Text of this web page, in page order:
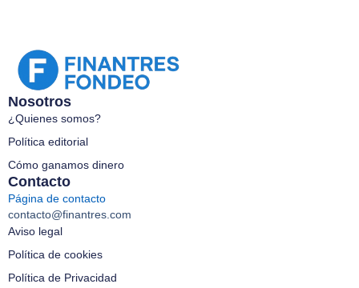
Nosotros
¿Quienes somos?
Política editorial
Cómo ganamos dinero
Contacto
Página de contacto
contacto@finantres.com
Aviso legal
Política de cookies
Política de Privacidad